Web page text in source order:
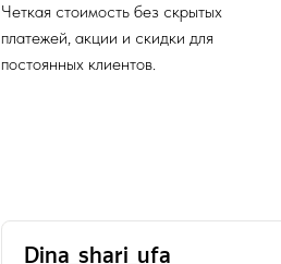
Четкая стоимость без скрытых
платежей, акции и скидки для
постоянных клиентов.